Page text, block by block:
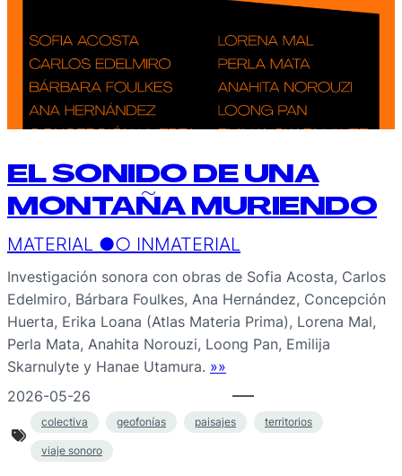
EL SONIDO DE UNA
MONTAÑA MURIENDO
MATERIAL ●○ INMATERIAL
Investigación sonora con obras de Sofia Acosta, Carlos
Edelmiro, Bárbara Foulkes, Ana Hernández, Concepción
Huerta, Erika Loana (Atlas Materia Prima), Lorena Mal,
Perla Mata, Anahita Norouzi, Loong Pan, Emilija
Skarnulyte y Hanae Utamura. »»
2026-05-26
colectiva geofonías paisajes territorios
viaje sonoro